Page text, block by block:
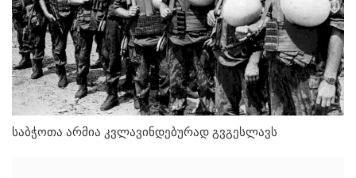
საბჭოთა არმია კვლავინდებურად გვგესლავს